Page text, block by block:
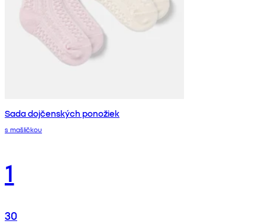
Sada dojčenských ponožiek
s mašličkou
1
30